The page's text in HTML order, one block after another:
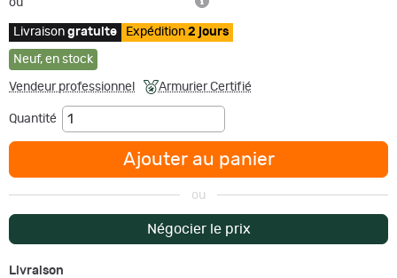
ou
Livraison gratuite Expédition 2 jours
Neuf, en stock
Vendeur professionnel Armurier Certifié
Quantité
Ajouter au panier
ou
Négocier le prix
Livraison